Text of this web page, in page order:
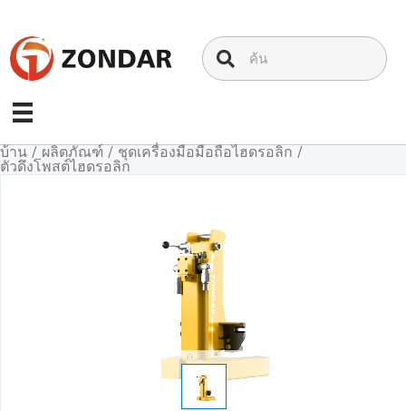
เนื้อหา
บ้าน / ผลิตภัณฑ์ / ชุดเครื่องมือมือถือไฮดรอลิก /
ตัวดึงโพสต์ไฮดรอลิก